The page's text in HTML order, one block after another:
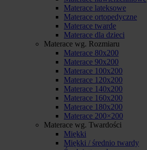
Materace lateksowe
Materace ortopedyczne
Materace twarde
Materace dla dzieci
Materace wg. Rozmiaru
Materace 80x200
Materace 90x200
Materace 100x200
Materace 120x200
Materace 140x200
Materace 160x200
Materace 180x200
Materace 200×200
Materace wg. Twardości
Miękki
Miękki / średnio twardy